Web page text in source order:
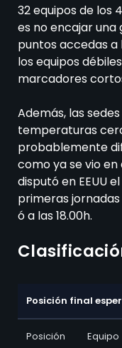
32 equipos de los
es no encajar
puntos accedas a
los equipos
marcadores
Además, las
temperaturas
probablemente
como ya se vio en
disputó en EEUU
primeras jornadas
ó a las 18.00h.
Posición final
Posición Equipo